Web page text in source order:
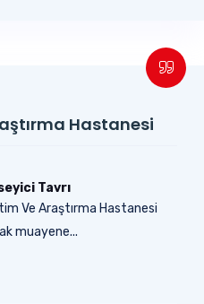
Hastanesi
Tavrı
Ve Araştırma Hastanesi
muayene...